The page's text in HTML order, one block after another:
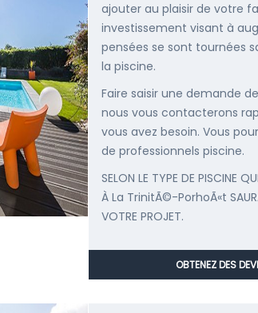
ajouter au plaisir de votre
investissement visant à
pensées se sont tournées
la piscine.
Faire saisir une demande
nous vous contacterons
vous avez besoin. Vous
de professionnels piscine.
SELON LE TYPE DE PISCINE
À La TrinitÃ©-PorhoÃ«t
VOTRE PROJET.
OBTENEZ DES